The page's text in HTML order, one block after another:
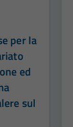
per la
ed
sul